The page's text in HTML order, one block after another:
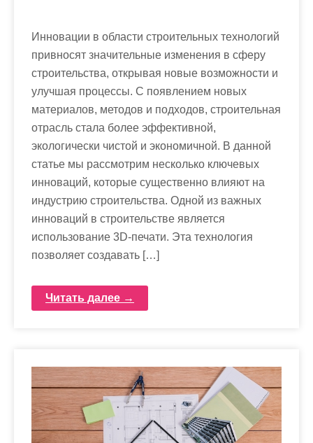
Инновации в области строительных технологий
привносят значительные изменения в сферу
строительства, открывая новые возможности и
улучшая процессы. С появлением новых
материалов, методов и подходов, строительная
отрасль стала более эффективной,
экологически чистой и экономичной. В данной
статье мы рассмотрим несколько ключевых
инноваций, которые существенно влияют на
индустрию строительства. Одной из важных
инноваций в строительстве является
использование 3D-печати. Эта технология
позволяет создавать […]
Читать далее →